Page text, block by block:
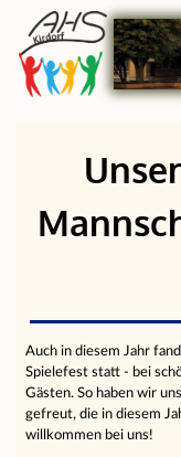
Auch in diesem Jahr
Spielefest statt - bei
Gästen. So haben wir
gefreut, die in diesem
willkommen bei uns!